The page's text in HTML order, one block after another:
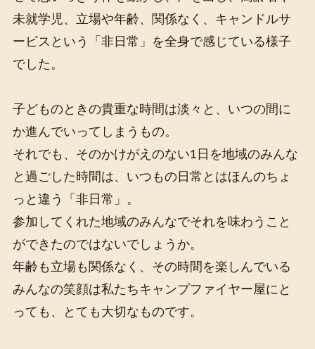
未就学児、立場や年齢、関係なく、キャンドルサ
ービスという「非日常」を全身で感じている様子
でした。
子どものときの貴重な時間は淡々と、いつの間に
か進んでいってしまうもの。
それでも、そのかけがえのない1日を地域のみんな
と過ごした時間は、いつもの日常とはほんのちょ
っと違う「非日常」。
参加してくれた地域のみんなでそれを味わうこと
ができたのではないでしょうか。
年齢も立場も関係なく、その時間を楽しんでいる
みんなの笑顔は私たちキャンプファイヤー屋にと
っても、とても大切なものです。